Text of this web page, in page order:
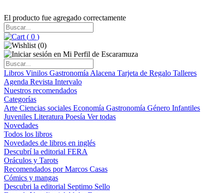
El producto fue agregado correctamente
( 0 )
(0)
Libros Vinilos Gastronomía Alacena Tarjeta de Regalo Talleres
Agenda Revista Intervalo
Nuestros recomendados
Categorías
Arte Ciencias sociales Economía Gastronomía Género Infantiles
Juveniles Literatura Poesía Ver todas
Novedades
Todos los libros
Novedades de libros en inglés
Descubrí la editorial FERA
Oráculos y Tarots
Recomendados por Marcos Casas
Cómics y mangas
Descubri la editorial Septimo Sello